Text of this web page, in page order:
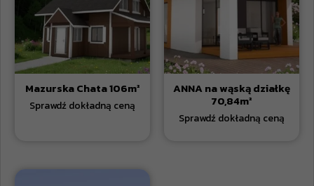
Mazurska Chata 106m² ANNA na wąską działkę
70,84m²